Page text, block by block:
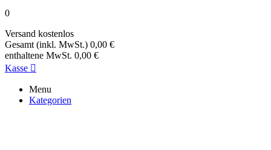
0
Versand kostenlos
Gesamt (inkl. MwSt.) 0,00 €
enthaltene MwSt. 0,00 €
Kasse 
Menu
Kategorien